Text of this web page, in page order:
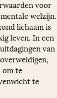
voor
welzijn.
lichaam is
leven. In een
van
om te
te